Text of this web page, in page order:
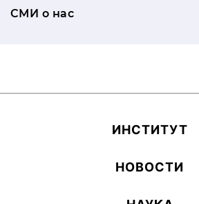
СМИ о нас
ИН­СТИ­ТУТ
НОВОСТИ